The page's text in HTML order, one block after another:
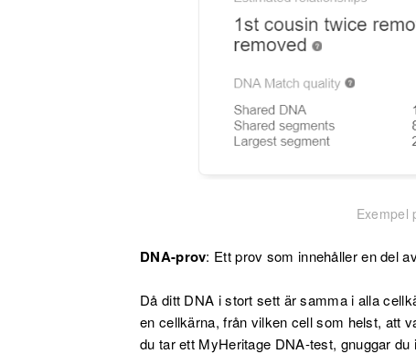
Exempel
DNA-prov: Ett prov som innehåller en del
Då ditt DNA i stort sett är samma i alla
en cellkärna, från vilken cell som helst, att
du tar ett MyHeritage DNA-test, gnuggar